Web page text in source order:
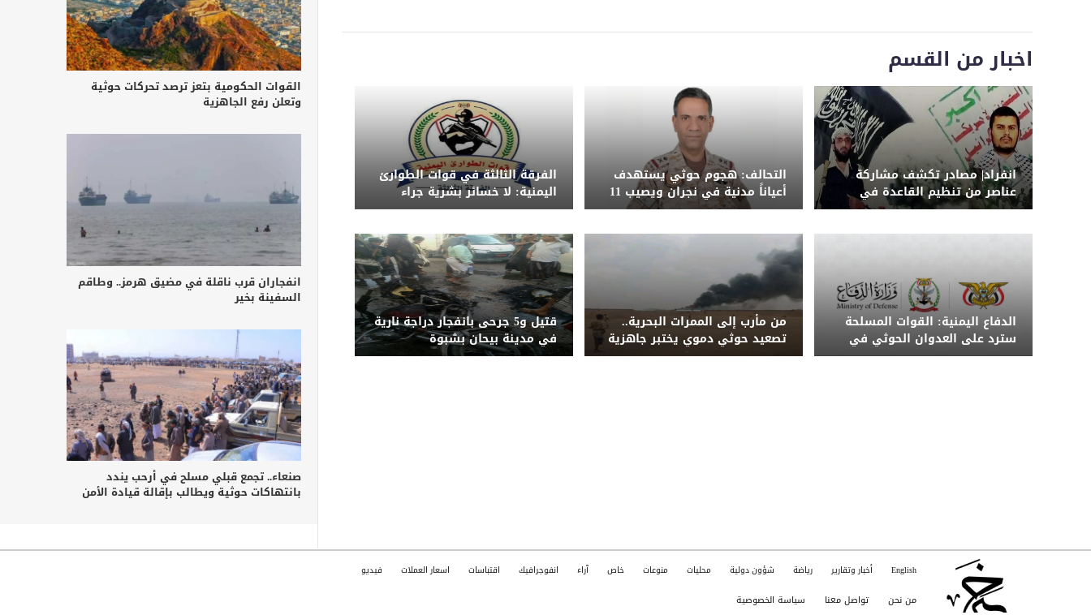
اخبار من القسم
انفراد| مصادر تكشف مشاركة
عناصر من تنظيم القاعدة في
الهجوم الحوثي على معسكر
التحالف: هجوم حوثي يستهدف
أعياناً مدنية في نجران ويصيب 11
مدنياً بينهم امرأة وطفل
الفرقة الثالثة في قوات الطوارئ
اليمنية: لا خسائر بشرية جراء
الضربة ونحذر من تداول الشائعات
الدفاع اليمنية: القوات المسلحة
سترد على العدوان الحوثي في
الزمان والمكان المناسبين
من مأرب إلى الممرات البحرية..
تصعيد حوثي دموي يختبر جاهزية
الحكومة اليمنية
قتيل و5 جرحى بانفجار دراجة نارية
في مدينة بيحان بشبوة
القوات الحكومية بتعز ترصد تحركات حوثية
وتعلن رفع الجاهزية
انفجاران قرب ناقلة في مضيق هرمز.. وطاقم
السفينة بخير
صنعاء.. تجمع قبلي مسلح في أرحب يندد
بانتهاكات حوثية ويطالب بإقالة قيادة الأمن
English أخبار وتقارير رياضة شؤون دولية محليات منوعات خاص آراء انفوجرافيك اقتباسات اسعار العملات فيديو
من نحن تواصل معنا سياسة الخصوصية